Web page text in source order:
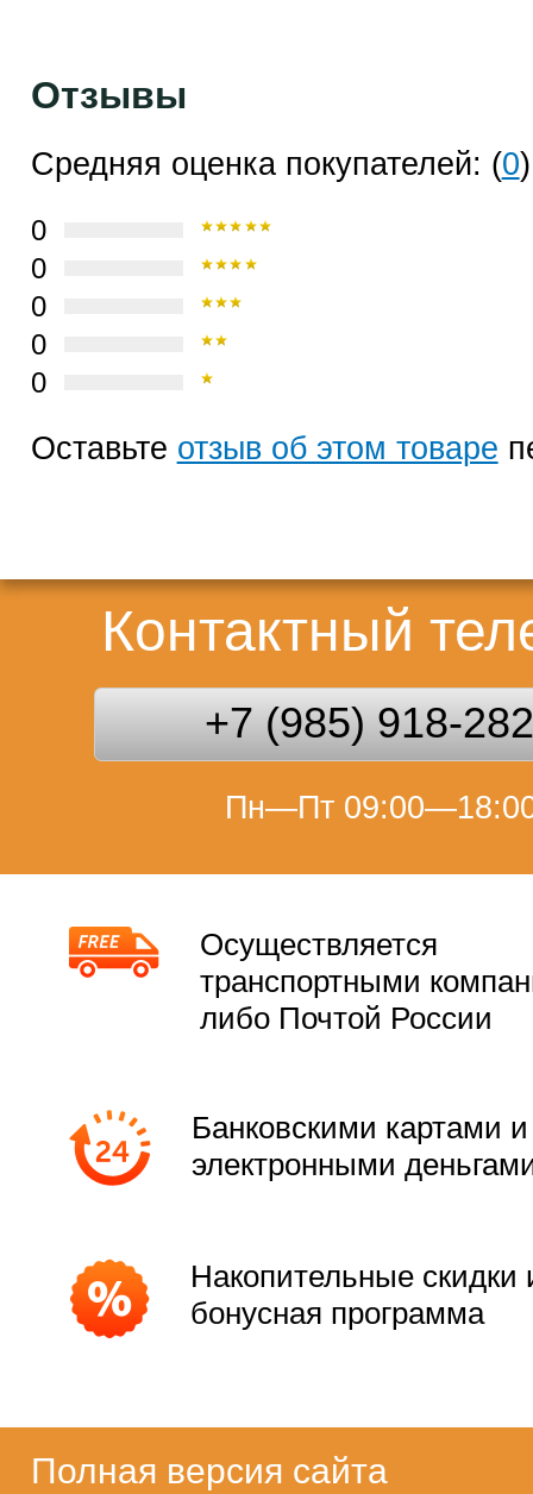
Отзывы
Средняя оценка покупателей: (0)
0
0
0
0
0
Оставьте отзыв об этом товаре
Контактный
+7 (985) 918-
Пн—Пт
Осуществляется
транспортными
либо Почтой России
Банковскими картами и
электронными
Накопительные скидки
бонусная программа
Полная версия сайта